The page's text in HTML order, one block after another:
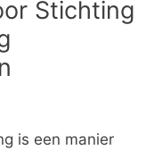
Stichting
is een manier